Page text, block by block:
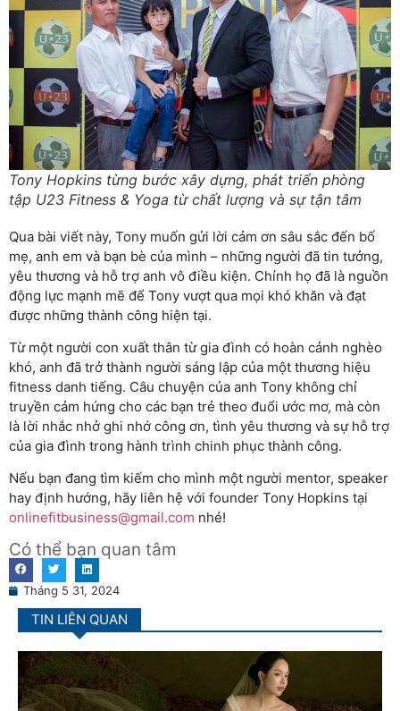
Tony Hopkins từng bước xây dựng, phát triển phòng
tập U23 Fitness & Yoga từ chất lượng và sự tận tâm
Qua bài viết này, Tony muốn gửi lời cảm ơn sâu sắc đến bố
mẹ, anh em và bạn bè của mình – những người đã tin tưởng,
yêu thương và hỗ trợ anh vô điều kiện. Chính họ đã là nguồn
động lực mạnh mẽ để Tony vượt qua mọi khó khăn và đạt
được những thành công hiện tại.
Từ một người con xuất thân từ gia đình có hoàn cảnh nghèo
khó, anh đã trở thành người sáng lập của một thương hiệu
fitness danh tiếng. Câu chuyện của anh Tony không chỉ
truyền cảm hứng cho các bạn trẻ theo đuổi ước mơ, mà còn
là lời nhắc nhở ghi nhớ công ơn, tình yêu thương và sự hỗ trợ
của gia đình trong hành trình chinh phục thành công.
Nếu bạn đang tìm kiếm cho mình một người mentor, speaker
hay định hướng, hãy liên hệ với founder Tony Hopkins tại
onlinefitbusiness@gmail.com nhé!
Có thể bạn quan tâm
Tháng 5 31, 2024
TIN LIÊN QUAN